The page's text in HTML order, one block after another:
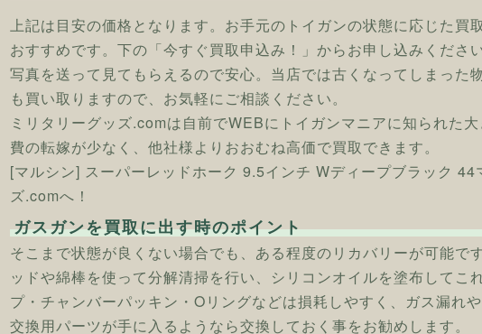
上記は目安の価格となります。お手元のトイガンの状態に応じた買
おすすめです。下の「今すぐ買取申込み！」からお申し込みください
写真を送って見てもらえるので安心。当店では古くなってしまった
も買い取りますので、お気軽にご相談ください。
ミリタリーグッズ.comは自前でWEBにトイガンマニアに知られた
費の転嫁が少なく、他社様よりおおむね高価で買取できます。
[マルシン] スーパーレッドホーク 9.5インチ Wディープブラック
ズ.comへ！
ガスガンを買取に出す時のポイント
そこまで状態が良くない場合でも、ある程度のリカバリーが可能で
ッドや綿棒を使って分解清掃を行い、シリコンオイルを塗布してこ
プ・チャンバーパッキン・Oリングなどは損耗しやすく、ガス漏れ
交換用パーツが手に入るようなら交換しておく事をお勧めします。